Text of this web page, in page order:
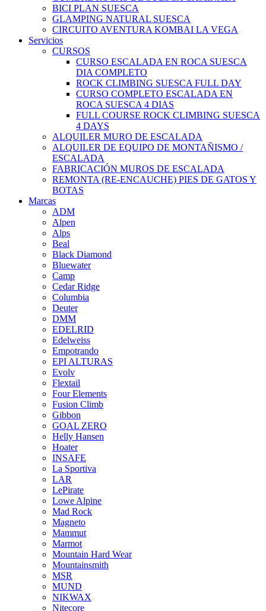
BICI PLAN SUESCA
GLAMPING NATURAL SUESCA
CIRCUITO AVENTURA KOMBAI LA VEGA
Servicios
CURSOS
CURSO ESCALADA EN ROCA SUESCA
DIA COMPLETO
ROCK CLIMBING SUESCA FULL DAY
CURSO COMPLETO ESCALADA EN
ROCA SUESCA 4 DIAS
FULL COURSE ROCK CLIMBING SUESCA
4 DAYS
ALQUILER MURO DE ESCALADA
ALQUILER DE EQUIPO DE MONTAÑISMO /
ESCALADA
FABRICACIÓN MUROS DE ESCALADA
REMONTA (RE-ENCAUCHE) PIES DE GATOS Y
BOTAS
Marcas
ADM
Alpen
Alps
Beal
Black Diamond
Bluewater
Camp
Cedar Ridge
Columbia
Deuter
DMM
EDELRID
Edelweiss
Empotrando
EPI ALTURAS
Evolv
Flextail
Four Elements
Fusion Climb
Gibbon
GOAL ZERO
Helly Hansen
Hoater
INSAFE
La Sportiva
LAR
LePirate
Lowe Alpine
Mad Rock
Magneto
Mammut
Marmot
Mountain Hard Wear
Mountainsmith
MSR
MUND
NIKWAX
Nitecore